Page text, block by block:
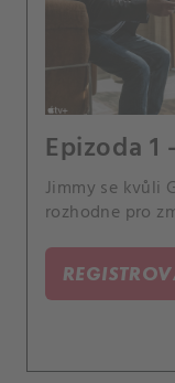
Epizoda
Jimmy se kvůli
rozhodne pro